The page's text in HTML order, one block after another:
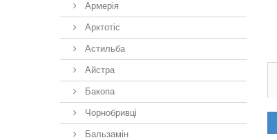
Армерія
Арктотiс
Астильба
Айстра
Бакопа
Чорнобривці
Бальзамін